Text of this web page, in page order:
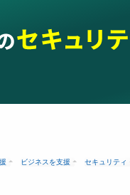
ビジネスを支援 セキュリティ